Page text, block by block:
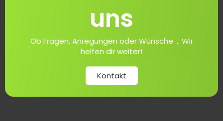
uns
Ob Fragen, Anregungen oder Wünsche ... Wir
helfen dir weiter!
Kontakt